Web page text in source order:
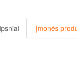
Įmonės